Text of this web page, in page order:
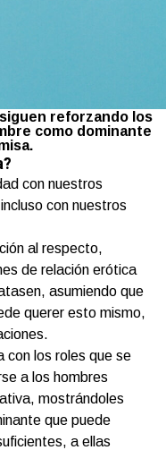
reforzando los
como dominante
con nuestros
con nuestros
al respecto,
de relación erótica
asumiendo que
querer esto mismo,
con los roles que se
a los hombres
mostrándoles
que puede
a ellas